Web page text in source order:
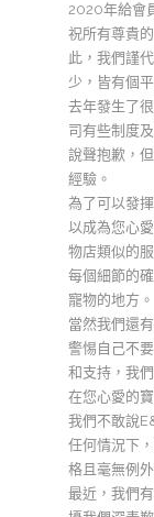
2020年給會
祝所有尊貴
此，我們謹
少，皆有個
去年發生了
司有些制度
說聲抱歉，
經驗。
為了可以發
以成為您心
物店類似的
每個細節的
寵物的地方。
當然我們還
警惕自己不
和支持，我
在您心愛的
我們不敢說
任何情況下
格且毫無例
最近，我們